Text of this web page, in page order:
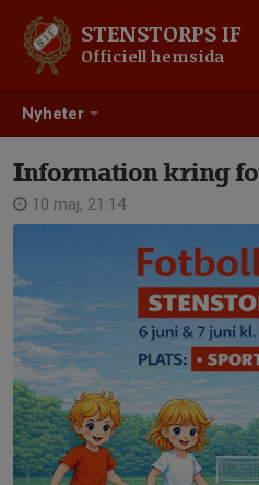
Nyheter
STENSTORPS IF
Officiell hemsida
Information kring
10 maj, 21:14